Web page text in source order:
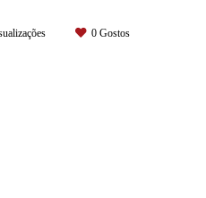
0Gostos